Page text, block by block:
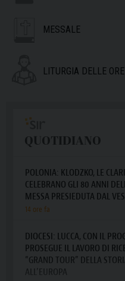
MESSALE
LITURGIA DELLE ORE